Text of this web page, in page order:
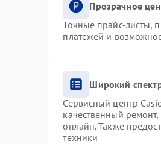
Прозрачное
Точные прайс-листы,
платежей и
Широкий
Сервисный центр
качественный
онлайн. Также
техники